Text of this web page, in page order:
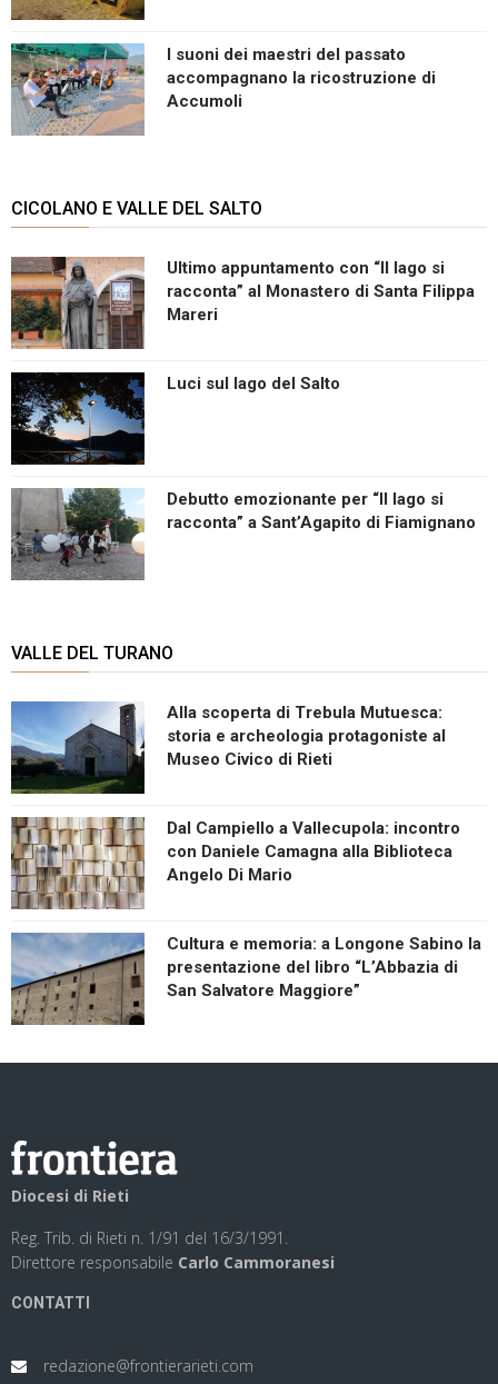
I suoni dei maestri del passato
accompagnano la ricostruzione di
Accumoli
CICOLANO E VALLE DEL SALTO
Ultimo appuntamento con “Il lago si
racconta” al Monastero di Santa Filippa
Mareri
Luci sul lago del Salto
Debutto emozionante per “Il lago si
racconta” a Sant’Agapito di Fiamignano
VALLE DEL TURANO
Alla scoperta di Trebula Mutuesca:
storia e archeologia protagoniste al
Museo Civico di Rieti
Dal Campiello a Vallecupola: incontro
con Daniele Camagna alla Biblioteca
Angelo Di Mario
Cultura e memoria: a Longone Sabino la
presentazione del libro “L’Abbazia di
San Salvatore Maggiore”
Diocesi di Rieti
Reg. Trib. di Rieti n. 1/91 del 16/3/1991.
Direttore responsabile Carlo Cammoranesi
CONTATTI
redazione@frontierarieti.com